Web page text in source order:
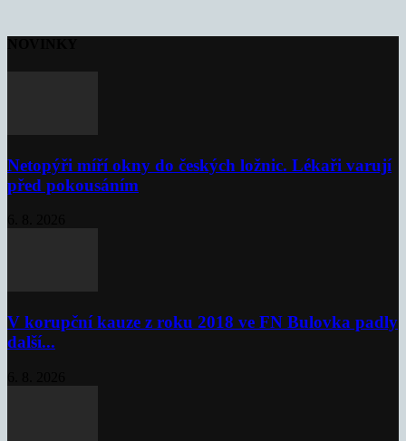
Netopýři míří okny do českých ložnic. Lékaři varují
před pokousáním
V korupční kauze z roku 2018 ve FN Bulovka padly
další...